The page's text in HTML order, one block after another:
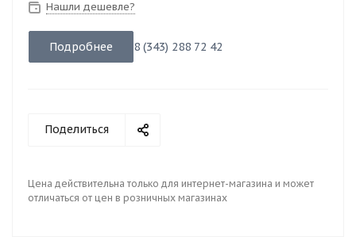
Нашли дешевле?
Подробнее 8 (343) 288 72 42
Поделиться
Цена действительна только для интернет-магазина и может
отличаться от цен в розничных магазинах